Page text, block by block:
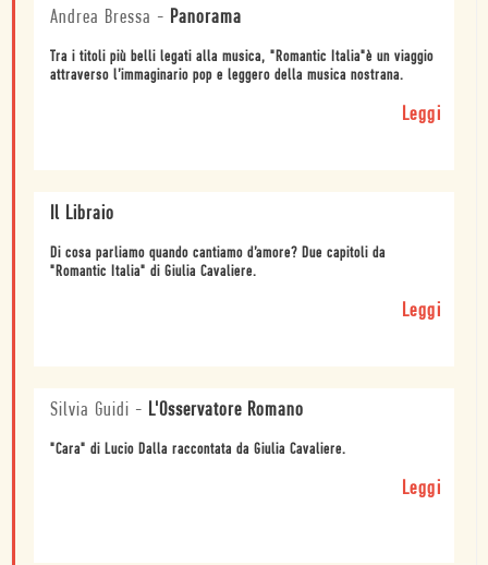
Andrea Bressa - Panorama
Tra i titoli più belli legati alla musica, "Romantic Italia"è un viaggio
attraverso l’immaginario pop e leggero della musica nostrana.
Leggi
Il Libraio
Di cosa parliamo quando cantiamo d’amore? Due capitoli da
"Romantic Italia" di Giulia Cavaliere.
Leggi
Silvia Guidi - L'Osservatore Romano
"Cara" di Lucio Dalla raccontata da Giulia Cavaliere.
Leggi